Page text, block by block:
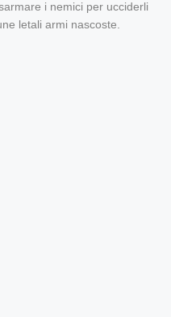
i nemici per ucciderli
letali armi nascoste.